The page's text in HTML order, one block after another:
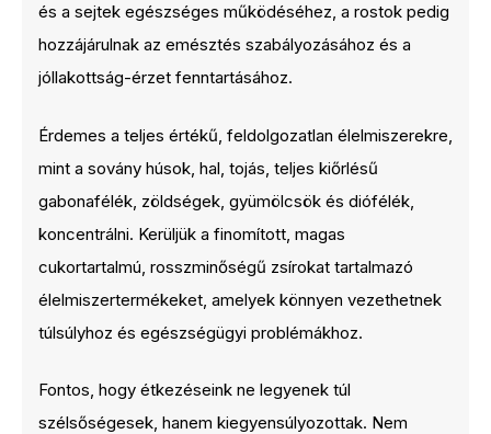
és a sejtek egészséges működéséhez, a rostok pedig
hozzájárulnak az emésztés szabályozásához és a
jóllakottság-érzet fenntartásához.
Érdemes a teljes értékű, feldolgozatlan élelmiszerekre,
mint a sovány húsok, hal, tojás, teljes kiőrlésű
gabonafélék, zöldségek, gyümölcsök és diófélék,
koncentrálni. Kerüljük a finomított, magas
cukortartalmú, rosszminőségű zsírokat tartalmazó
élelmiszertermékeket, amelyek könnyen vezethetnek
túlsúlyhoz és egészségügyi problémákhoz.
Fontos, hogy étkezéseink ne legyenek túl
szélsőségesek, hanem kiegyensúlyozottak. Nem